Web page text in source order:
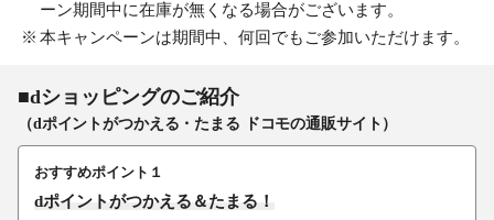
ーン期間中に在庫が無くなる場合がございます。
本キャンペーンは期間中、何回でもご参加いただけます。
■dショッピングのご紹介
（dポイントがつかえる・たまる ドコモの通販サイト）
おすすめポイント１
dポイントがつかえる＆たまる！